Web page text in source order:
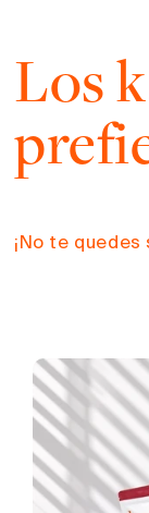
Los
¡No te